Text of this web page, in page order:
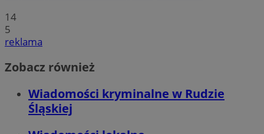
14
5
reklama
Zobacz również
Wiadomości kryminalne w Rudzie
Śląskiej